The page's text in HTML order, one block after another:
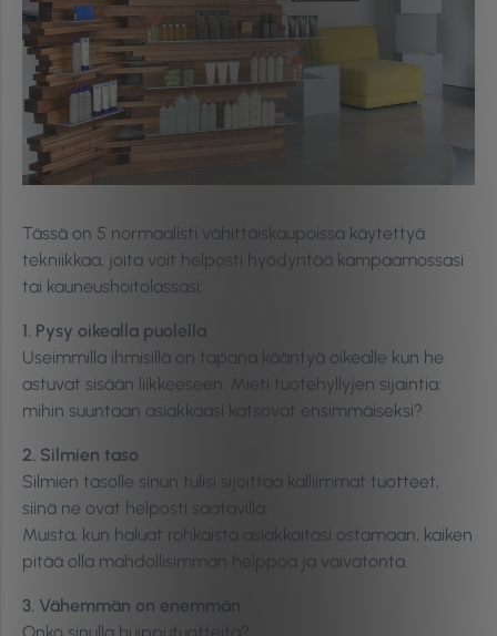
Tässä on 5 normaalisti vähittäiskaupoissa käytettyä
tekniikkaa, joita voit helposti hyödyntää kampaamossasi
tai kauneushoitolassasi:
1. Pysy oikealla puolella
Useimmilla ihmisillä on tapana kääntyä oikealle kun he
astuvat sisään liikkeeseen. Mieti tuotehyllyjen sijaintia:
mihin suuntaan asiakkaasi katsovat ensimmäiseksi?
2. Silmien taso
Silmien tasolle sinun tulisi sijoittaa kalliimmat tuotteet,
siinä ne ovat helposti saatavilla.
Muista, kun haluat rohkaista asiakkaitasi ostamaan, kaiken
pitää olla mahdollisimman helppoa ja vaivatonta.
3. Vähemmän on enemmän